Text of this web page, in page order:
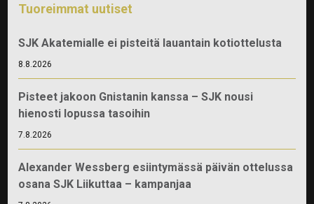
Tuoreimmat uutiset
SJK Akatemialle ei pisteitä lauantain kotiottelusta
8.8.2026
Pisteet jakoon Gnistanin kanssa – SJK nousi
hienosti lopussa tasoihin
7.8.2026
Alexander Wessberg esiintymässä päivän ottelussa
osana SJK Liikuttaa – kampanjaa